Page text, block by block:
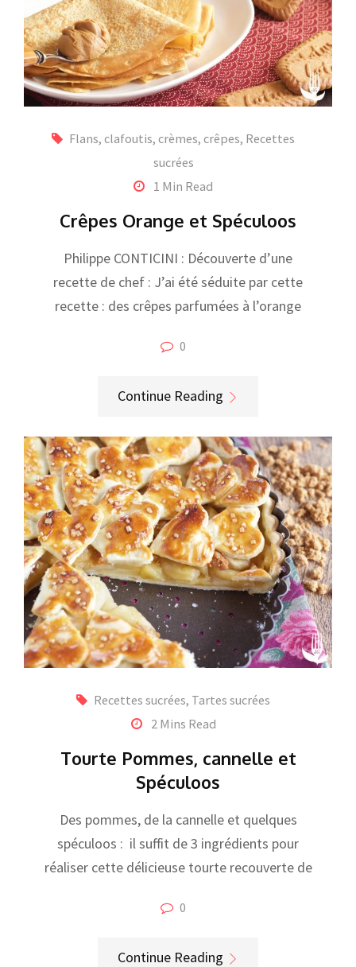
Flans, clafoutis, crèmes, crêpes, Recettes
sucrées
1 Min Read
Crêpes Orange et Spéculoos
Philippe CONTICINI : Découverte d’une
recette de chef : J’ai été séduite par cette
recette : des crêpes parfumées à l’orange
0
Continue Reading
Recettes sucrées, Tartes sucrées
2 Mins Read
Tourte Pommes, cannelle et
Spéculoos
Des pommes, de la cannelle et quelques
spéculoos : il suffit de 3 ingrédients pour
réaliser cette délicieuse tourte recouverte de
0
Continue Reading